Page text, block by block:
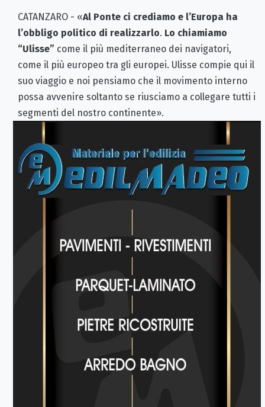
CATANZARO - «Al Ponte ci crediamo e l’Europa ha
l’obbligo politico di realizzarlo. Lo chiamiamo
“Ulisse” come il più mediterraneo dei navigatori,
come il più europeo tra gli europei. Ulisse compie qui il
suo viaggio e noi pensiamo che il movimento interno
possa avvenire soltanto se riusciamo a collegare tutti i
segmenti del nostro continente».